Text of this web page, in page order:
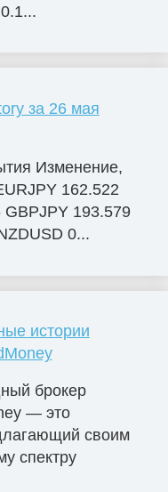
за 26 мая
Изменение,
162.522
193.579
0...
истории
брокер
— это
своим
спектру